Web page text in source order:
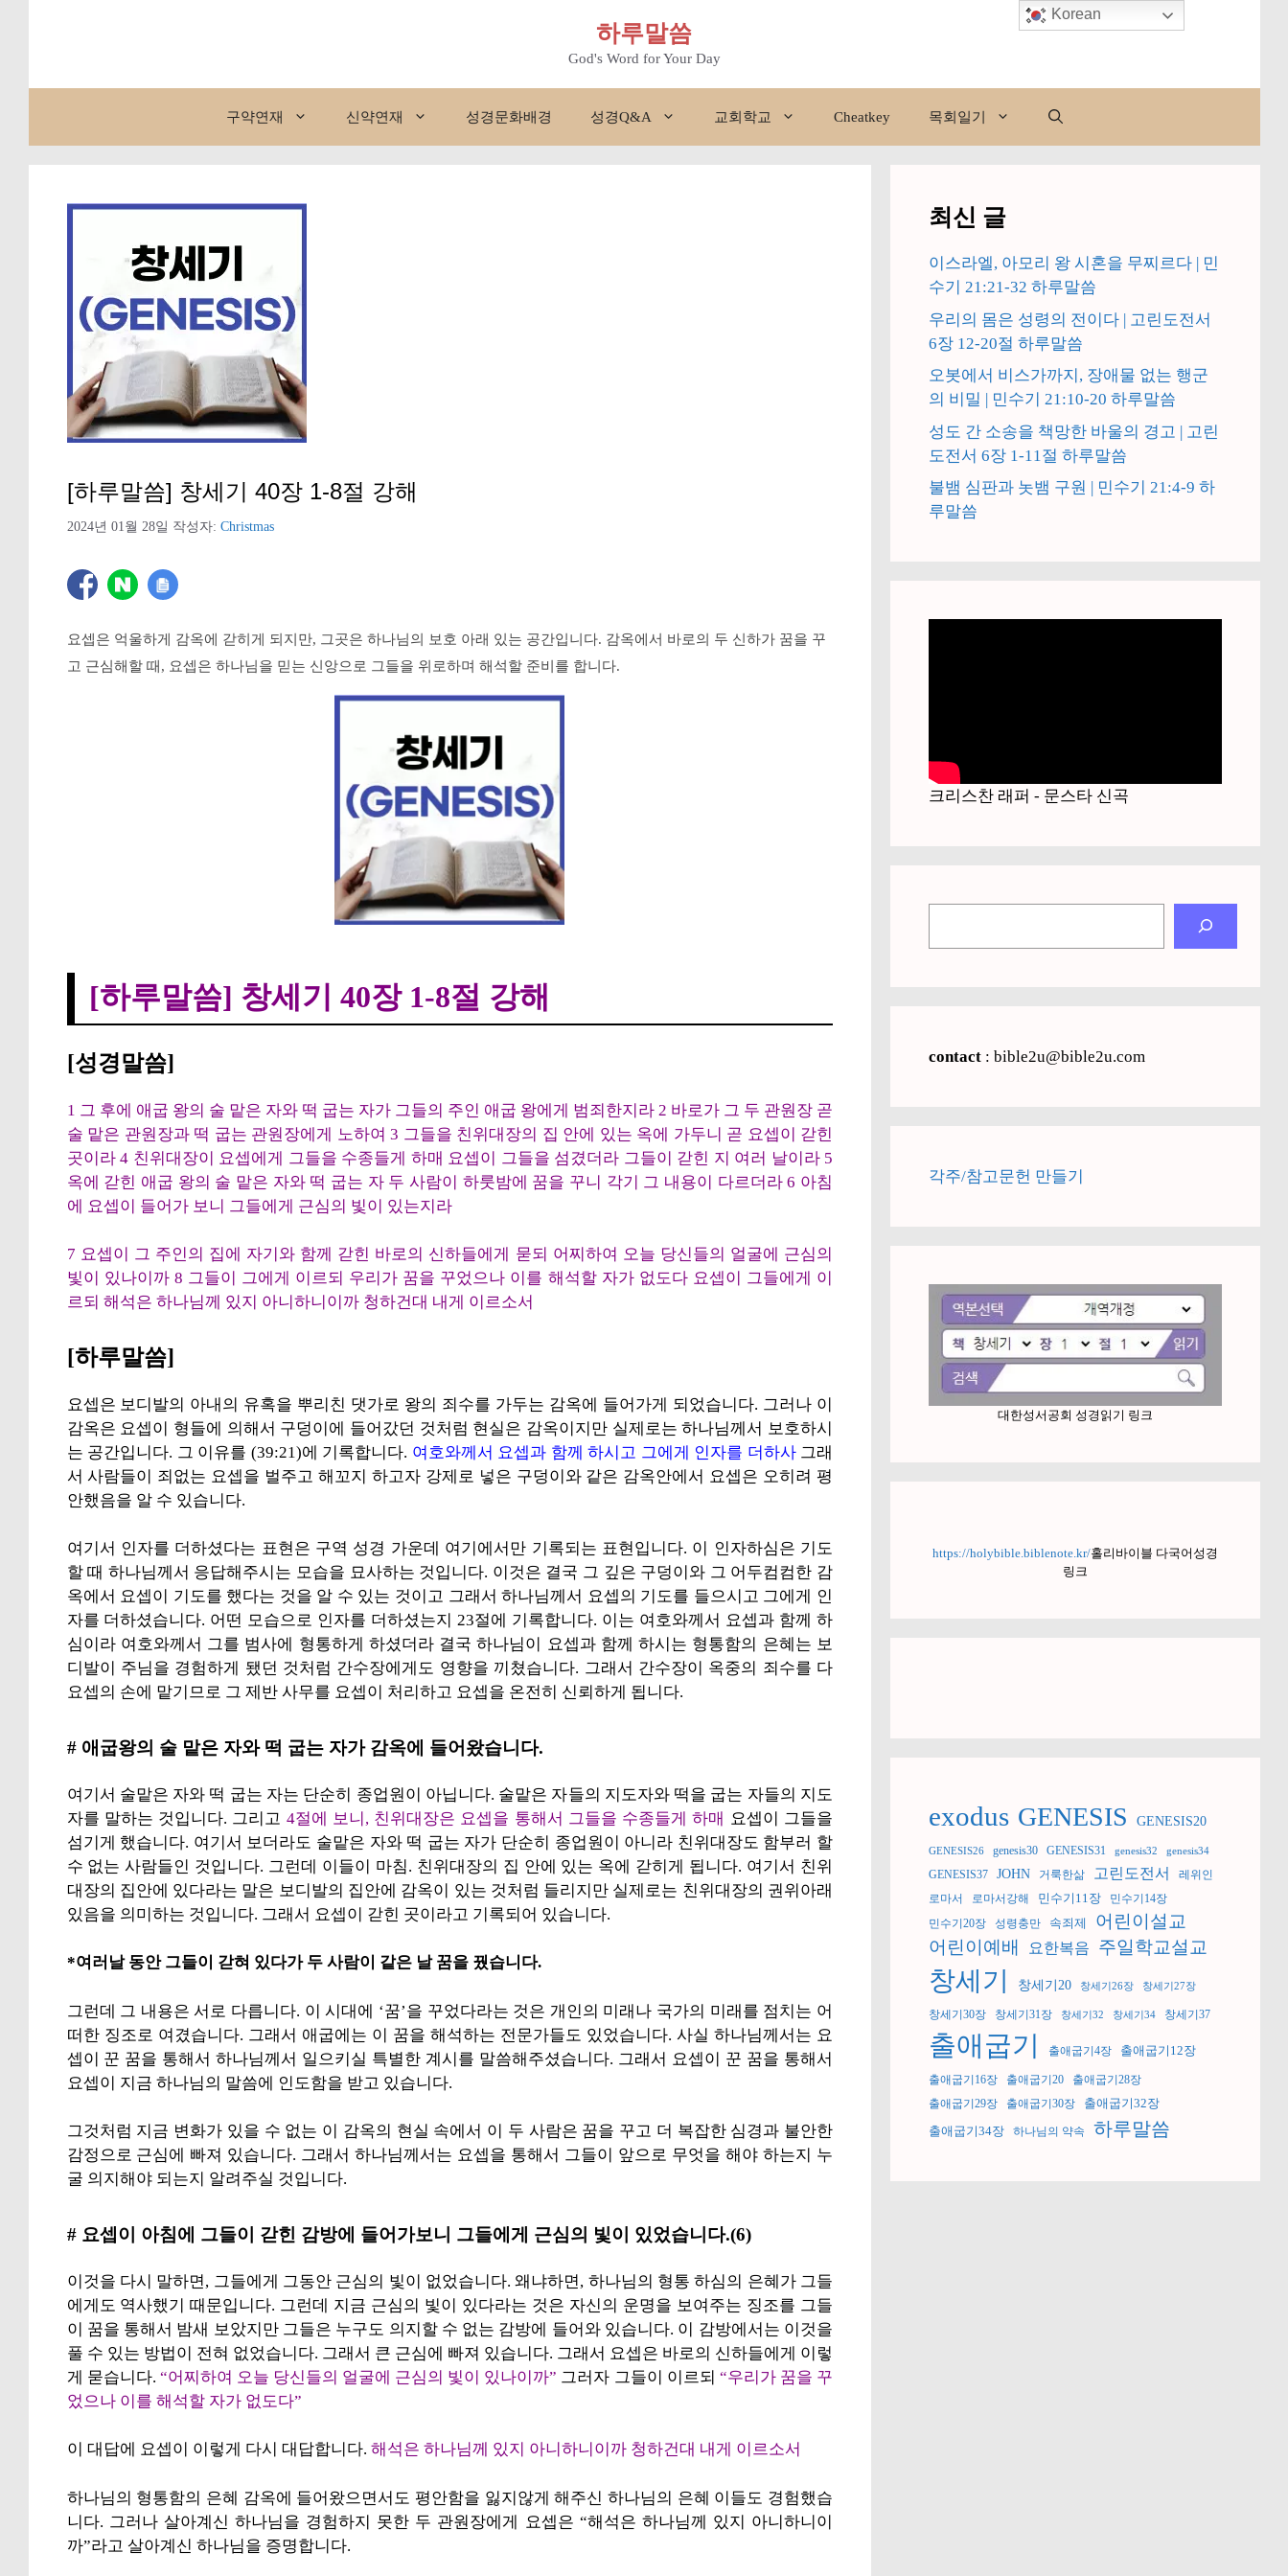
하루말씀
God's Word for Your Day
구약연재 신약연재 성경문화배경 성경Q&A 교회학교 Cheatkey 목회일기
[하루말씀] 창세기 40장 1-8절 강해
2024년 01월 28일 작성자: Christmas
요셉은 억울하게 감옥에 갇히게 되지만, 그곳은 하나님의 보호 아래 있는 공간입니다. 감옥에서 바로의 두 신하가 꿈을 꾸
고 근심해할 때, 요셉은 하나님을 믿는 신앙으로 그들을 위로하며 해석할 준비를 합니다.
[하루말씀] 창세기 40장 1-8절 강해
[성경말씀]
1 그 후에 애굽 왕의 술 맡은 자와 떡 굽는 자가 그들의 주인 애굽 왕에게 범죄한지라 2 바로가 그 두 관원장 곧
술 맡은 관원장과 떡 굽는 관원장에게 노하여 3 그들을 친위대장의 집 안에 있는 옥에 가두니 곧 요셉이 갇힌
곳이라 4 친위대장이 요셉에게 그들을 수종들게 하매 요셉이 그들을 섬겼더라 그들이 갇힌 지 여러 날이라 5
옥에 갇힌 애굽 왕의 술 맡은 자와 떡 굽는 자 두 사람이 하룻밤에 꿈을 꾸니 각기 그 내용이 다르더라 6 아침
에 요셉이 들어가 보니 그들에게 근심의 빛이 있는지라
7 요셉이 그 주인의 집에 자기와 함께 갇힌 바로의 신하들에게 묻되 어찌하여 오늘 당신들의 얼굴에 근심의
빛이 있나이까 8 그들이 그에게 이르되 우리가 꿈을 꾸었으나 이를 해석할 자가 없도다 요셉이 그들에게 이
르되 해석은 하나님께 있지 아니하니이까 청하건대 내게 이르소서
[하루말씀]
요셉은 보디발의 아내의 유혹을 뿌리친 댓가로 왕의 죄수를 가두는 감옥에 들어가게 되었습니다. 그러나 이
감옥은 요셉이 형들에 의해서 구덩이에 들어갔던 것처럼 현실은 감옥이지만 실제로는 하나님께서 보호하시
는 공간입니다. 그 이유를 (39:21)에 기록합니다. 여호와께서 요셉과 함께 하시고 그에게 인자를 더하사 그래
서 사람들이 죄없는 요셉을 벌주고 해꼬지 하고자 강제로 넣은 구덩이와 같은 감옥안에서 요셉은 오히려 평
안했음을 알 수 있습니다.
여기서 인자를 더하셨다는 표현은 구역 성경 가운데 여기에서만 기록되는 표현입니다. 이 인자하심은 기도
할 때 하나님께서 응답해주시는 모습을 묘사하는 것입니다. 이것은 결국 그 깊은 구덩이와 그 어두컴컴한 감
옥에서 요셉이 기도를 했다는 것을 알 수 있는 것이고 그래서 하나님께서 요셉의 기도를 들으시고 그에게 인
자를 더하셨습니다. 어떤 모습으로 인자를 더하셨는지 23절에 기록합니다. 이는 여호와께서 요셉과 함께 하
심이라 여호와께서 그를 범사에 형통하게 하셨더라 결국 하나님이 요셉과 함께 하시는 형통함의 은혜는 보
디발이 주님을 경험하게 됐던 것처럼 간수장에게도 영향을 끼쳤습니다. 그래서 간수장이 옥중의 죄수를 다
요셉의 손에 맡기므로 그 제반 사무를 요셉이 처리하고 요셉을 온전히 신뢰하게 됩니다.
# 애굽왕의 술 맡은 자와 떡 굽는 자가 감옥에 들어왔습니다.
여기서 술맡은 자와 떡 굽는 자는 단순히 종업원이 아닙니다. 술맡은 자들의 지도자와 떡을 굽는 자들의 지도
자를 말하는 것입니다. 그리고 4절에 보니, 친위대장은 요셉을 통해서 그들을 수종들게 하매 요셉이 그들을
섬기게 했습니다. 여기서 보더라도 술맡은 자와 떡 굽는 자가 단순히 종업원이 아니라 친위대장도 함부러 할
수 없는 사람들인 것입니다. 그런데 이들이 마침. 친위대장의 집 안에 있는 옥에 갇히게 됩니다. 여기서 친위
대장의 집안에 있다라는 말은 보디발의 집안에 감옥이 있는 것처럼 들리지만 실제로는 친위대장의 권위아래
있음을 의미하는 것입니다. 그래서 요셉이 갇힌 곳이라고 기록되어 있습니다.
*여러날 동안 그들이 갇혀 있다가 두 사람이 같은 날 꿈을 꿨습니다.
그런데 그 내용은 서로 다릅니다. 이 시대에 ‘꿈’을 꾸었다라는 것은 개인의 미래나 국가의 미래를 점치는 어
떠한 징조로 여겼습니다. 그래서 애굽에는 이 꿈을 해석하는 전문가들도 있었습니다. 사실 하나님께서는 요
셉이 꾼 꿈을 통해서 하나님께서 일으키실 특별한 계시를 말씀해주셨습니다. 그래서 요셉이 꾼 꿈을 통해서
요셉이 지금 하나님의 말씀에 인도함을 받고 있습니다.
그것처럼 지금 변화가 있을 수 없는 이 감옥의 현실 속에서 이 두 사람은 꿈을 꾸고 더 복잡한 심경과 불안한
감정으로 근심에 빠져 있습니다. 그래서 하나님께서는 요셉을 통해서 그들이 앞으로 무엇을 해야 하는지 누
굴 의지해야 되는지 알려주실 것입니다.
# 요셉이 아침에 그들이 갇힌 감방에 들어가보니 그들에게 근심의 빛이 있었습니다.(6)
이것을 다시 말하면, 그들에게 그동안 근심의 빛이 없었습니다. 왜냐하면, 하나님의 형통 하심의 은혜가 그들
에게도 역사했기 때문입니다. 그런데 지금 근심의 빛이 있다라는 것은 자신의 운명을 보여주는 징조를 그들
이 꿈을 통해서 밤새 보았지만 그들은 누구도 의지할 수 없는 감방에 들어와 있습니다. 이 감방에서는 이것을
풀 수 있는 방법이 전혀 없었습니다. 그래서 큰 근심에 빠져 있습니다. 그래서 요셉은 바로의 신하들에게 이렇
게 묻습니다. “어찌하여 오늘 당신들의 얼굴에 근심의 빛이 있나이까” 그러자 그들이 이르되 “우리가 꿈을 꾸
었으나 이를 해석할 자가 없도다”
이 대답에 요셉이 이렇게 다시 대답합니다. 해석은 하나님께 있지 아니하니이까 청하건대 내게 이르소서
하나님의 형통함의 은혜 감옥에 들어왔으면서도 평안함을 잃지않게 해주신 하나님의 은혜 이들도 경험했습
니다. 그러나 살아계신 하나님을 경험하지 못한 두 관원장에게 요셉은 “해석은 하나님께 있지 아니하니이
까”라고 살아계신 하나님을 증명합니다.
최신 글
이스라엘, 아모리 왕 시혼을 무찌르다 | 민
수기 21:21-32 하루말씀
우리의 몸은 성령의 전이다 | 고린도전서
6장 12-20절 하루말씀
오봇에서 비스가까지, 장애물 없는 행군
의 비밀 | 민수기 21:10-20 하루말씀
성도 간 소송을 책망한 바울의 경고 | 고린
도전서 6장 1-11절 하루말씀
불뱀 심판과 놋뱀 구원 | 민수기 21:4-9 하
루말씀
크리스찬 래퍼 - 문스타 신곡
contact : bible2u@bible2u.com
각주/참고문헌 만들기
대한성서공회 성경읽기 링크
https://holybible.biblenote.kr/홀리바이블 다국어성경
링크
exodus GENESIS GENESIS20
GENESIS26 genesis30 GENESIS31 genesis32 genesis34
GENESIS37 JOHN 거룩한삶 고린도전서
레위인
로마서
로마서강해 민수기11장
민수기14장
민수기20장
성령충만 속죄제
어린이설교
어린이예배
요한복음 주일학교설교
창세기 창세기20 창세기26장 창세기27장
창세기30장 창세기31장 창세기32 창세기34 창세기37
출애굽기 출애굽기4장 출애굽기12장
출애굽기16장 출애굽기20
출애굽기28장
출애굽기29장
출애굽기30장 출애굽기32장
출애굽기34장 하나님의 약속 하루말씀
Korean